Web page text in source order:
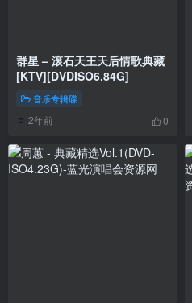
群星 – 滚石天王天后情歌典藏
[KTV][DVDISO6.84G]
音乐专辑碟
2年前 0